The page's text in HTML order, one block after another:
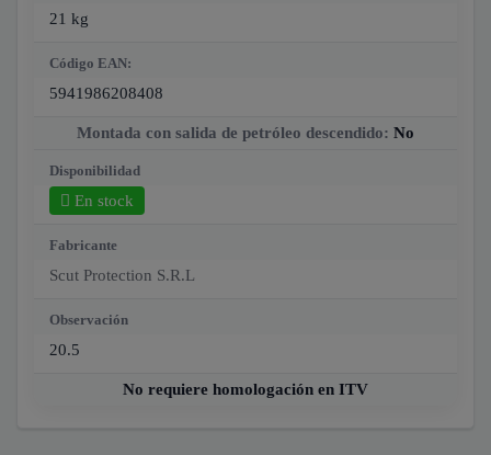
21 kg
Código EAN:
5941986208408
Montada con salida de petróleo descendido: No
Disponibilidad
En stock
Fabricante
Scut Protection S.R.L
Observación
20.5
No requiere homologación en ITV